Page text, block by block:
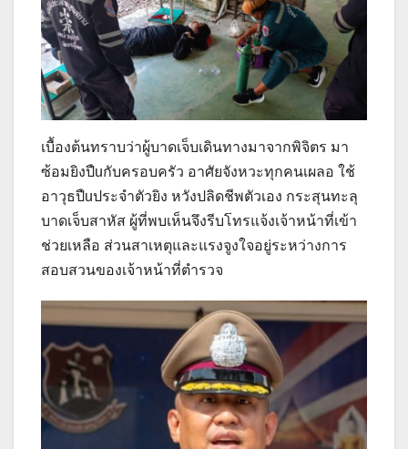
เบื้องต้นทราบว่าผู้บาดเจ็บเดินทางมาจากพิจิตร มา
ซ้อมยิงปืuกับครอบครัว อาศัยจังหวะทุกคนเผลอ ใช้
อาวุธปืuประจำตัวยิง หวังปลิดชีพตัวเอง กระสุนทะลุ
บาดเจ็บสาหัส ผู้ที่พบเห็นจึงรีบโทรแจ้งเจ้าหน้าที่เข้า
ช่วยเหลือ ส่วนสาเหตุและแรงจูงใจอยู่ระหว่างการ
สอบสวนของเจ้าหน้าที่ตำรวจ